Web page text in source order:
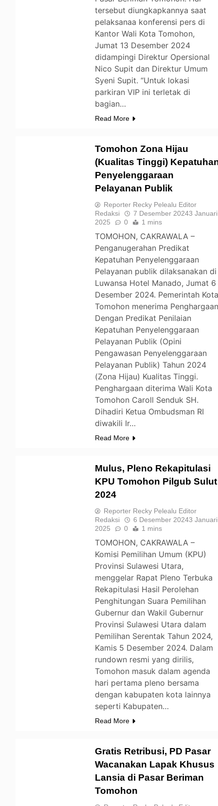
tersebut diungkapkannya saat
pelaksanaa konferensi pers di
Kantor Wali Kota Tomohon,
Jumat 13 Desember 2024
didampingi Direktur Opersional
Nico Supit dan Direktur Umum
Syeni Supit. “Untuk lokasi
parkiran VIP ini terletak di
bagian…
Read More
Tomohon Zona Hijau
(Kualitas Tinggi)
Penyelenggaraan
Pelayanan Publik
Reporter Recky Pelealu Editor
Redaksi
7 Desember 20243 Januari
2025
0 1 mins
TOMOHON, CAKRAWALA –
Penganugerahan Predikat
Kepatuhan Penyelenggaraan
Pelayanan publik dilaksanakan di
Luwansa Hotel Manado, Jumat 6
Desember 2024. Pemerintah
Tomohon menerima
Dengan Predikat Penilaian
Kepatuhan Penyelenggaraan
Pelayanan Publik (Opini
Pengawasan Penyelenggaraan
Pelayanan Publik) Tahun 2024
(Zona Hijau) Kualitas Tinggi.
Penghargaan diterima Wali Kota
Tomohon Caroll Senduk SH.
Dihadiri Ketua Ombudsman RI
diwakili Ir…
Read More
Mulus, Pleno Rekapitulasi
KPU Tomohon Pilgub Sulut
2024
Reporter Recky Pelealu Editor
Redaksi
6 Desember 20243 Januari
2025
0 1 mins
TOMOHON, CAKRAWALA –
Komisi Pemilihan Umum (KPU)
Provinsi Sulawesi Utara,
menggelar Rapat Pleno Terbuka
Rekapitulasi Hasil Perolehan
Penghitungan Suara Pemilihan
Gubernur dan Wakil Gubernur
Provinsi Sulawesi Utara dalam
Pemilihan Serentak Tahun 2024,
Kamis 5 Desember 2024. Dalam
rundown resmi yang dirilis,
Tomohon masuk dalam agenda
hari pertama pleno bersama
dengan kabupaten kota lainnya
seperti Kabupaten…
Read More
Gratis Retribusi, PD Pasar
Wacanakan Lapak Khusus
Lansia di Pasar Beriman
Tomohon